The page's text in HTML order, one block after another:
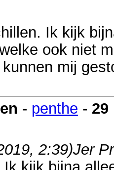
Ik kijk
ook niet
mij
- penthe - 29
2:39)Jer
kijk bijna